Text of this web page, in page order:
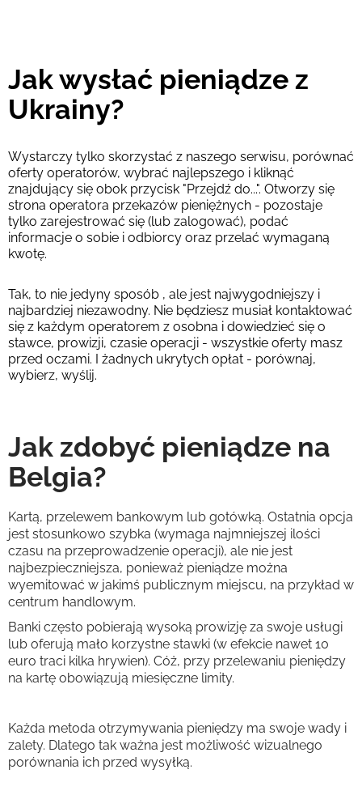
Jak wysłać pieniądze z
Ukrainy?
Wystarczy tylko skorzystać z naszego serwisu, porównać
oferty operatorów, wybrać najlepszego i kliknąć
znajdujący się obok przycisk "Przejdź do...". Otworzy się
strona operatora przekazów pieniężnych - pozostaje
tylko zarejestrować się (lub zalogować), podać
informacje o sobie i odbiorcy oraz przelać wymaganą
kwotę.
Tak, to nie jedyny sposób , ale jest najwygodniejszy i
najbardziej niezawodny. Nie będziesz musiał kontaktować
się z każdym operatorem z osobna i dowiedzieć się o
stawce, prowizji, czasie operacji - wszystkie oferty masz
przed oczami. I żadnych ukrytych opłat - porównaj,
wybierz, wyślij.
Jak zdobyć pieniądze na
Belgia?
Kartą, przelewem bankowym lub gotówką. Ostatnia opcja
jest stosunkowo szybka (wymaga najmniejszej ilości
czasu na przeprowadzenie operacji), ale nie jest
najbezpieczniejsza, ponieważ pieniądze można
wyemitować w jakimś publicznym miejscu, na przykład w
centrum handlowym.
Banki często pobierają wysoką prowizję za swoje usługi
lub oferują mało korzystne stawki (w efekcie nawet 10
euro traci kilka hrywien). Cóż, przy przelewaniu pieniędzy
na kartę obowiązują miesięczne limity.
Każda metoda otrzymywania pieniędzy ma swoje wady i
zalety. Dlatego tak ważna jest możliwość wizualnego
porównania ich przed wysyłką.